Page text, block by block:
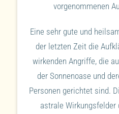
vorgenommenen
Eine sehr gute und
der letzten Zeit die
wirkenden Angriffe, die
der Sonnenoase und
Personen gerichtet sind.
astrale Wirkungsfelder